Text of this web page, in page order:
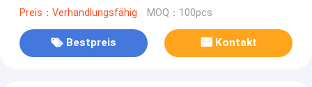
750kg
Preis：Verhandlungsfähig MOQ：100pcs
Bestpreis Kontakt